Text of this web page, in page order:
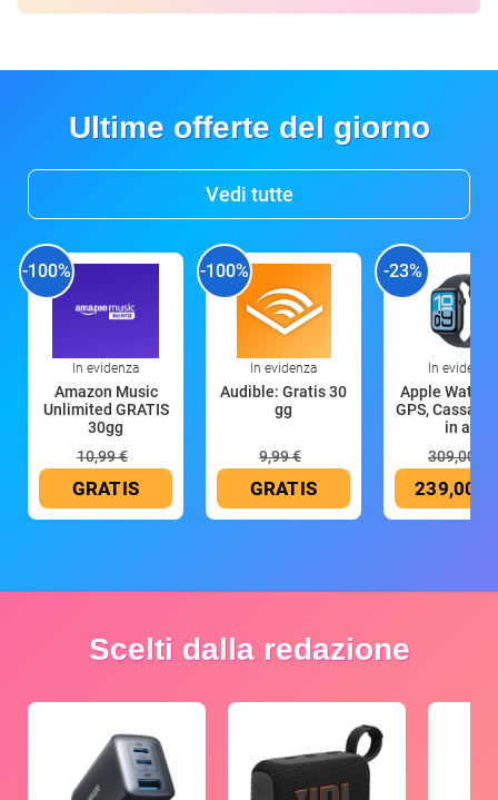
Ultime offerte del giorno
Vedi tutte
-100%
In evidenza
Amazon Music
Unlimited GRATIS
30gg
10,99 €
GRATIS
-100%
In evidenza
Audible: Gratis 30
gg
9,99 €
GRATIS
-23%
In evidenza
Apple Watch
GPS, Cassa
in all
309,00 €
239,00 €
Scelti dalla redazione